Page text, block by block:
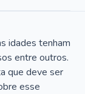
idades tenham
entre outros.
que deve ser
esse